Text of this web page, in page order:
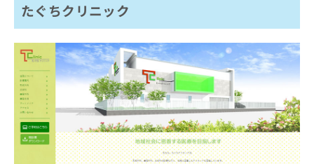
たぐちクリニック